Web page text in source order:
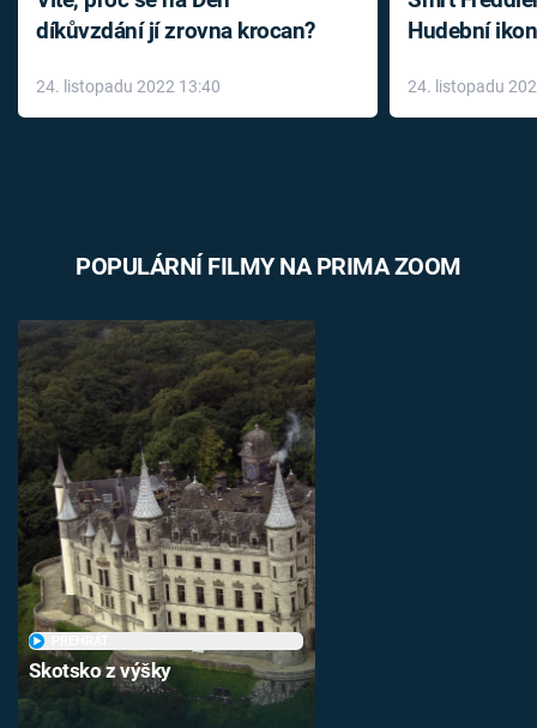
díkůvzdání jí zrovna krocan?
24. listopadu 2022 13:40
Hudební
léky
24. listopadu
POPULÁRNÍ FILMY NA PRIMA ZOOM
Skotsko z výšky